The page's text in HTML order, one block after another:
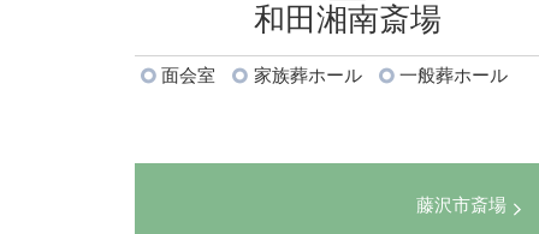
和田湘南斎場
面会室 家族葬ホール 一般葬ホール
藤沢市斎場